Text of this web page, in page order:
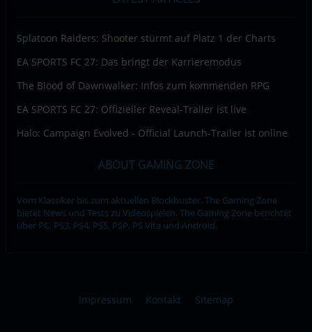
Splatoon Raiders: Shooter stürmt auf Platz 1 der Charts
EA SPORTS FC 27: Das bringt der Karrieremodus
The Blood of Dawnwalker: Infos zum kommenden RPG
EA SPORTS FC 27: Offizieller Reveal-Trailer ist live
Halo: Campaign Evolved - Official Launch-Trailer ist online
ABOUT GAMING ZONE
Vom Klassiker bis zum aktuellen Blockbuster. The Gaming Zone
bietet News und Tests zu Videospielen. The Gaming Zone berichtet
über PC, PS3, PS4, PS5, PSP, PS Vita und Android.
Impressum Kontakt Sitemap